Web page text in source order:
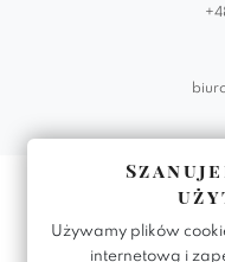
Używamy plików
internetową i